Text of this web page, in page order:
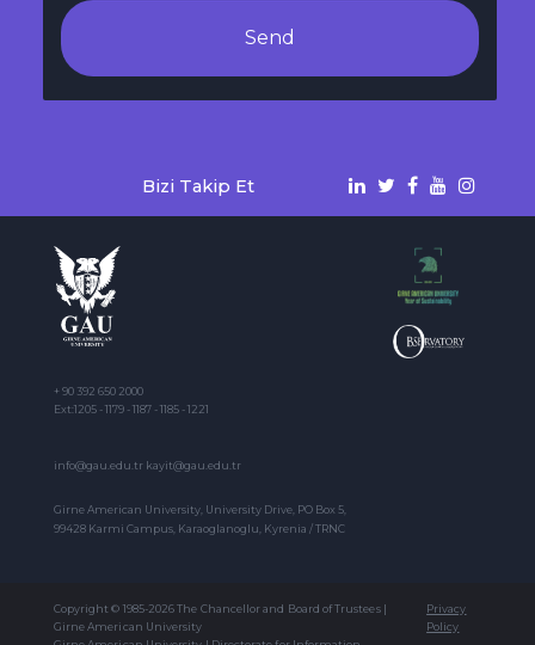
Send
Bizi Takip Et
+ 90 392 650 2000
Ext:1205 - 1179 - 1187 - 1185 - 1221
info@gau.edu.tr kayit@gau.edu.tr
Girne American University, University Drive, PO Box 5,
99428 Karmi Campus, Karaoglanoglu, Kyrenia / TRNC
Copyright © 1985-2026 The Chancellor and Board of Trustees |
Girne American University
Privacy
Policy